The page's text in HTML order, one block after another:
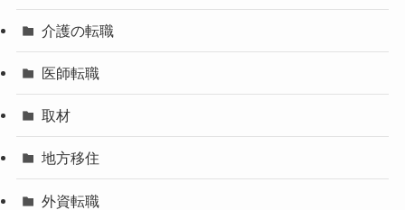
介護の転職
医師転職
取材
地方移住
外資転職